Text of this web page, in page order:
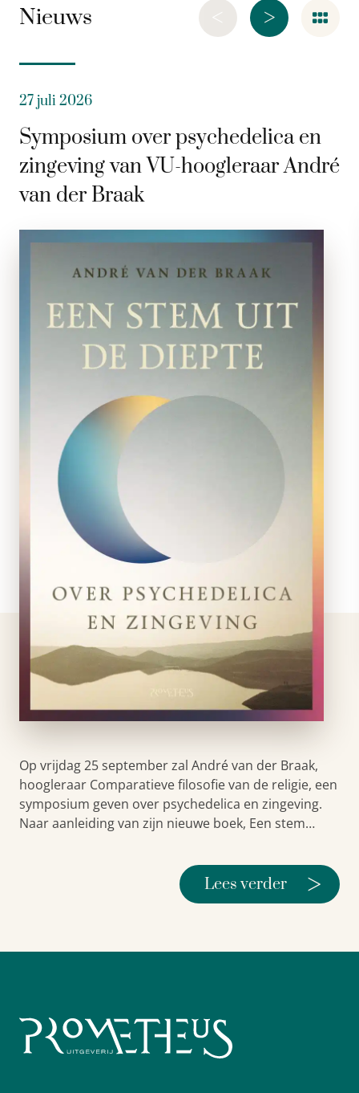
Nieuws >
<
27 juli 2026
Symposium over psychedelica en
zingeving van VU-hoogleraar André
van der Braak
Op vrijdag 25 september zal André van der Braak,
hoogleraar Comparatieve filosofie van de religie, een
symposium geven over psychedelica en zingeving.
Naar aanleiding van zijn nieuwe boek, Een stem…
Lees verder >